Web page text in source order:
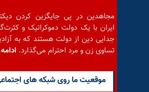
مجاهدین در پی جایگزین کردن
ایران با یک دولت دموکراتیک و
جدایی دین از دولت هستند که به
تساوی زن و مرد احترام می‌گذارد.
موقعيت ما روى شبكه هاى